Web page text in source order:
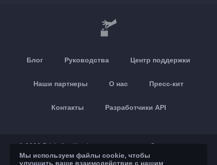
Блог Руководства Центр поддержки
Наши партнеры О нас Пресс-кит
Контакты Разработчики API
© 2026 Brickoft Конфиденциальность Статус сервиса
Мы используем файлы cookie, чтобы
улучшить ваше взаимодействие с нашим